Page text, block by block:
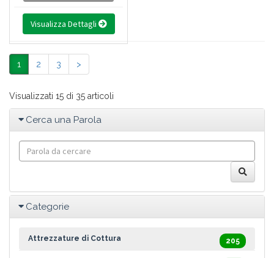
Visualizza Dettagli
1 2 3 >
Visualizzati 15 di 35 articoli
Cerca una Parola
Categorie
Attrezzature di Cottura 205